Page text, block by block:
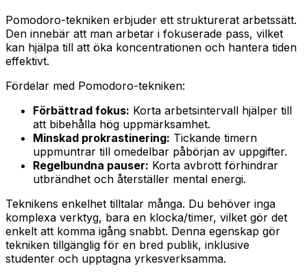
Pomodoro-tekniken erbjuder ett strukturerat arbetssätt.
Den innebär att man arbetar i fokuserade pass, vilket
kan hjälpa till att öka koncentrationen och hantera tiden
effektivt.
Fördelar med Pomodoro-tekniken:
Förbättrad fokus: Korta arbetsintervall hjälper till
att bibehålla hög uppmärksamhet.
Minskad prokrastinering: Tickande timern
uppmuntrar till omedelbar påbörjan av uppgifter.
Regelbundna pauser: Korta avbrott förhindrar
utbrändhet och återställer mental energi.
Teknikens enkelhet tilltalar många. Du behöver inga
komplexa verktyg, bara en klocka/timer, vilket gör det
enkelt att komma igång snabbt. Denna egenskap gör
tekniken tillgänglig för en bred publik, inklusive
studenter och upptagna yrkesverksamma.